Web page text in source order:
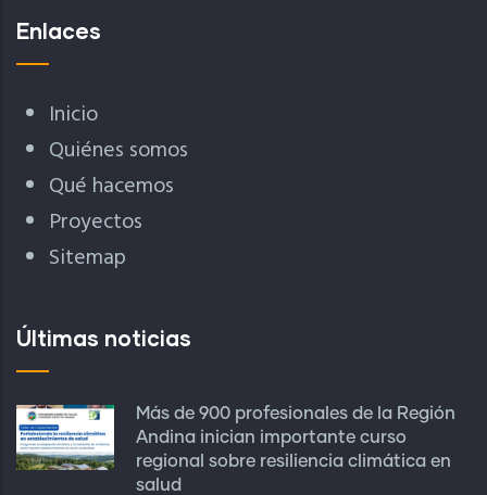
Enlaces
Inicio
Quiénes somos
Qué hacemos
Proyectos
Sitemap
Últimas noticias
Más de 900 profesionales de la Región
Andina inician importante curso
regional sobre resiliencia climática en
salud